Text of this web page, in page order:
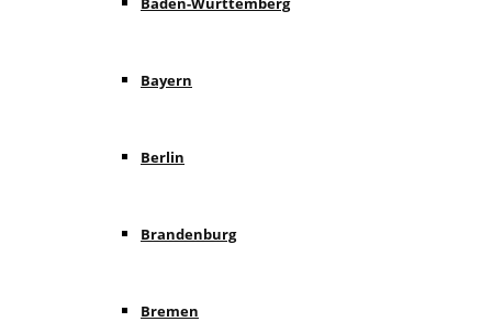
Bayern
Berlin
Brandenburg
Bremen